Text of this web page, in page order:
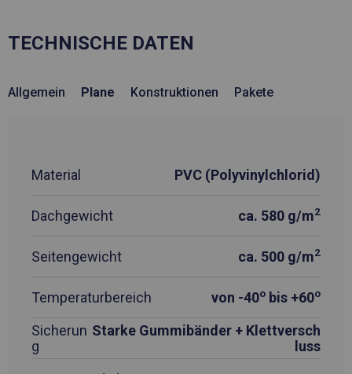
TECHNISCHE DATEN
Allgemein Plane Konstruktionen Pakete
Material PVC (Polyvinylchlorid)
Dachgewicht ca. 580 g/m2
Seitengewicht ca. 500 g/m2
Temperaturbereich von -40o bis +60o
Sicherun
g
Starke Gummibänder + Klettversch
luss